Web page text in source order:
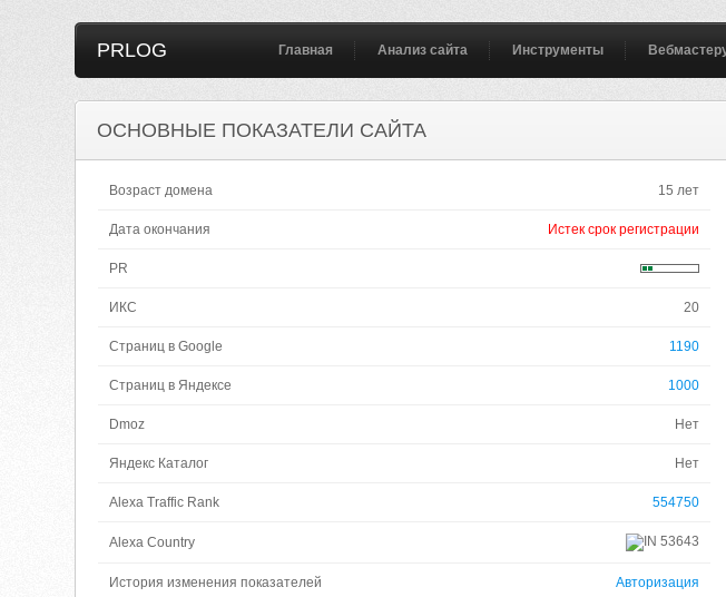
PRLOG Главная Анализ сайта Инструменты
ОСНОВНЫЕ ПОКАЗАТЕЛИ САЙТА
Возраст домена 15 лет
Дата окончания Истек срок регистрации
PR
ИКС 20
Страниц в Google 1190
Страниц в Яндексе 1000
Dmoz Нет
Яндекс Каталог Нет
Alexa Traffic Rank 554750
Alexa Country 53643
История изменения показателей Авторизация